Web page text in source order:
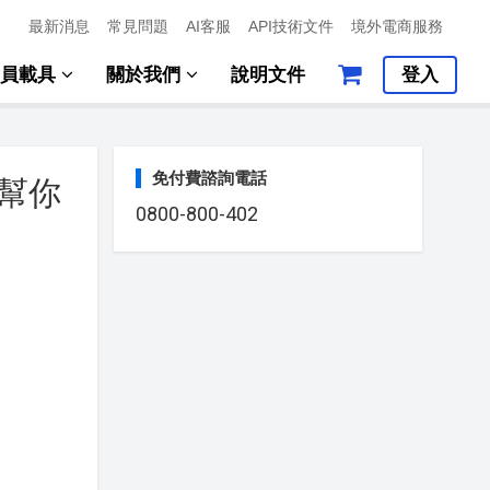
最新消息 常見問題 AI客服 API技術文件 境外電商服務
載具 關於我們 說明文件 登入
你 免付費諮詢電話
0800-800-402